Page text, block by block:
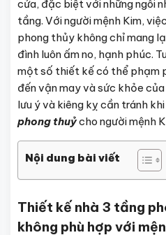
cửa, đặc biệt với những ngôi
tầng. Với người mệnh Kim,
phong thủy không chỉ mang
đình luôn ấm no, hạnh phúc.
một số thiết kế có thể phạm
đến vận may và sức khỏe
lưu ý và kiêng kỵ cần tránh khi
phong thuỷcho người mệnh
Nội dung bài viết
Thiết kế nhà 3 tầng
không phù hợp với